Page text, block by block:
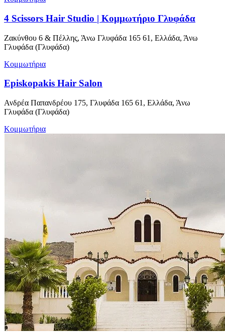
4 Scissors Hair Studio | Κομμωτήριο Γλυφάδα
Ζακύνθου 6 & Πέλλης, Άνω Γλυφάδα 165 61, Ελλάδα, Άνω
Γλυφάδα (Γλυφάδα)
Κομμωτήρια
Episkopakis Hair Salon
Ανδρέα Παπανδρέου 175, Γλυφάδα 165 61, Ελλάδα, Άνω
Γλυφάδα (Γλυφάδα)
Κομμωτήρια